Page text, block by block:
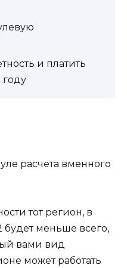
и платить
расчета вменного
тот регион, в
меньше всего,
вами вид
может работать